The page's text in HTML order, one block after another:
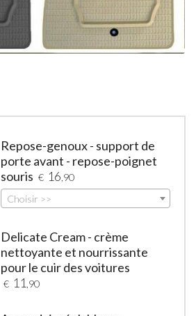
Repose-genoux - support de
porte avant - repose-poignet
souris € 16 ,90
Choisir >>
Delicate Cream - crème
nettoyante et nourrissante
pour le cuir des voitures
€ 11 ,90